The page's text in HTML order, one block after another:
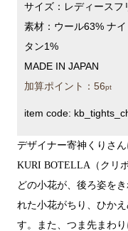
サイズ：レディースフ
素材：ウール63% ナ
タン1%
MADE IN JAPAN
加算ポイント： 56pt
item code:
デザイナー寄神くりさ
KURI BOTELLA（クリ
どの小花が、後ろ姿を
れた小花がちり、ひか
す。また、つま先まわ